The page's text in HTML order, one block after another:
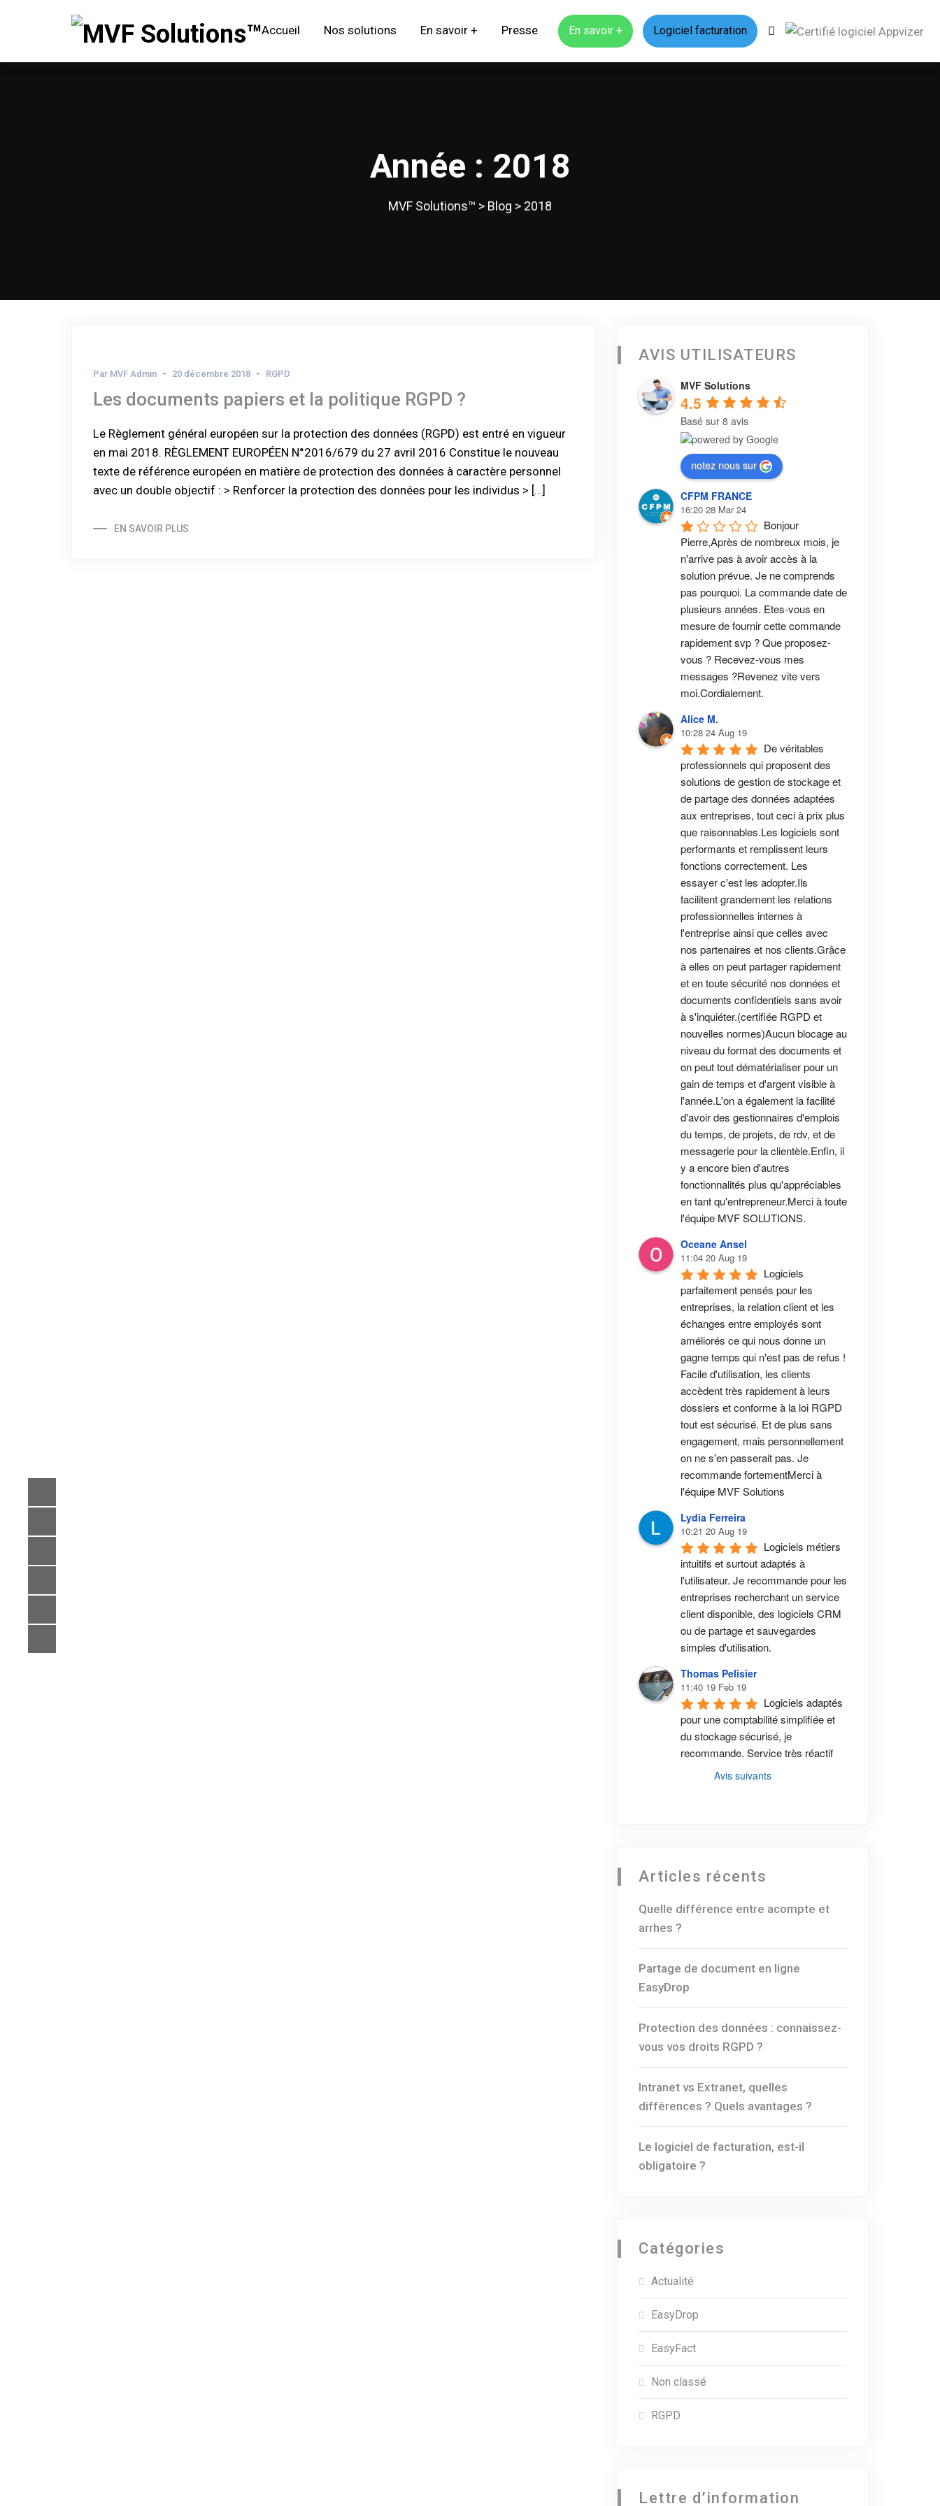
Accueil Nos solutions En savoir + Presse En savoir + Logiciel facturation
Année : 2018
MVF Solutions™ > Blog > 2018
Par MVF Admin 20 décembre 2018 RGPD
Les documents papiers et la politique RGPD ?
Le Règlement général européen sur la protection des données (RGPD) est entré en vigueur
en mai 2018. RÈGLEMENT EUROPÉEN N°2016/679 du 27 avril 2016 Constitue le nouveau
texte de référence européen en matière de protection des données à caractère personnel
avec un double objectif : > Renforcer la protection des données pour les individus > […]
EN SAVOIR PLUS
AVIS UTILISATEURS
MVF Solutions
4.5
Basé sur 8 avis
notez nous sur
CFPM FRANCE
16:20 28 Mar 24
Bonjour
Pierre,Après de nombreux mois, je
n'arrive pas à avoir accès à la
solution prévue. Je ne comprends
pas pourquoi. La commande date de
plusieurs années. Etes-vous en
mesure de fournir cette commande
rapidement svp ? Que proposez-
vous ? Recevez-vous mes
messages ?Revenez vite vers
moi.Cordialement.
Alice M.
10:28 24 Aug 19
De véritables
professionnels qui proposent des
solutions de gestion de stockage et
de partage des données adaptées
aux entreprises, tout ceci à prix plus
que raisonnables.Les logiciels sont
performants et remplissent leurs
fonctions correctement. Les
essayer c'est les adopter.Ils
facilitent grandement les relations
professionnelles internes à
l'entreprise ainsi que celles avec
nos partenaires et nos clients.Grâce
à elles on peut partager rapidement
et en toute sécurité nos données et
documents confidentiels sans avoir
à s'inquiéter.(certifiée RGPD et
nouvelles normes)Aucun blocage au
niveau du format des documents et
on peut tout dématérialiser pour un
gain de temps et d'argent visible à
l'année.L'on a également la facilité
d'avoir des gestionnaires d'emplois
du temps, de projets, de rdv, et de
messagerie pour la clientèle.Enfin, il
y a encore bien d'autres
fonctionnalités plus qu'appréciables
en tant qu'entrepreneur.Merci à toute
l'équipe MVF SOLUTIONS.
Oceane Ansel
11:04 20 Aug 19
Logiciels
parfaitement pensés pour les
entreprises, la relation client et les
échanges entre employés sont
améliorés ce qui nous donne un
gagne temps qui n'est pas de refus !
Facile d'utilisation, les clients
accèdent très rapidement à leurs
dossiers et conforme à la loi RGPD
tout est sécurisé. Et de plus sans
engagement, mais personnellement
on ne s'en passerait pas. Je
recommande fortementMerci à
l'équipe MVF Solutions
Lydia Ferreira
10:21 20 Aug 19
Logiciels métiers
intuitifs et surtout adaptés à
l'utilisateur. Je recommande pour les
entreprises recherchant un service
client disponible, des logiciels CRM
ou de partage et sauvegardes
simples d'utilisation.
Thomas Pelisier
11:40 19 Feb 19
Logiciels adaptés
pour une comptabilité simplifiée et
du stockage sécurisé, je
recommande. Service très réactif
Avis suivants
Articles récents
Quelle différence entre acompte et
arrhes ?
Partage de document en ligne
EasyDrop
Protection des données : connaissez-
vous vos droits RGPD ?
Intranet vs Extranet, quelles
différences ? Quels avantages ?
Le logiciel de facturation, est-il
obligatoire ?
Catégories
Actualité
EasyDrop
EasyFact
Non classé
RGPD
Lettre d’information